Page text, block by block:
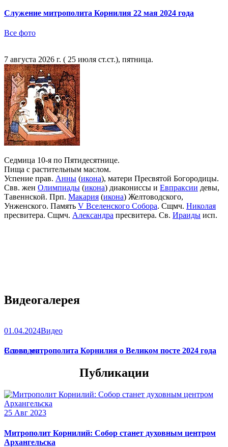
Служение митрополита Корнилия 22 мая 2024 года
Все фото
7 августа 2026 г. ( 25 июля ст.ст.), пятница.
Седмица 10-я по Пятидесятнице.
Пища с растительным маслом.
Успение прав. Анны (икона), матери Пресвятой Богородицы.
Свв. жен Олимпиады (икона) диакониссы и Евпраксии девы,
Тавеннской. Прп. Макария (икона) Желтоводского,
Унженского. Память V Вселенского Собора. Сщмч. Николая
пресвитера. Сщмч. Александра пресвитера. Св. Ираиды исп.
Видеогалерея
01.04.2024Видео
Слово митрополита Корнилия о Великом посте 2024 года
Все видео
Публикации
25 Авг 2023
Митрополит Корнилий: Собор станет духовным центром
Архангельска